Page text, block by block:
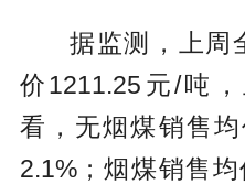
据监测，上周
价1211.25元/吨
看，无烟煤销售
2.1%；烟煤销售